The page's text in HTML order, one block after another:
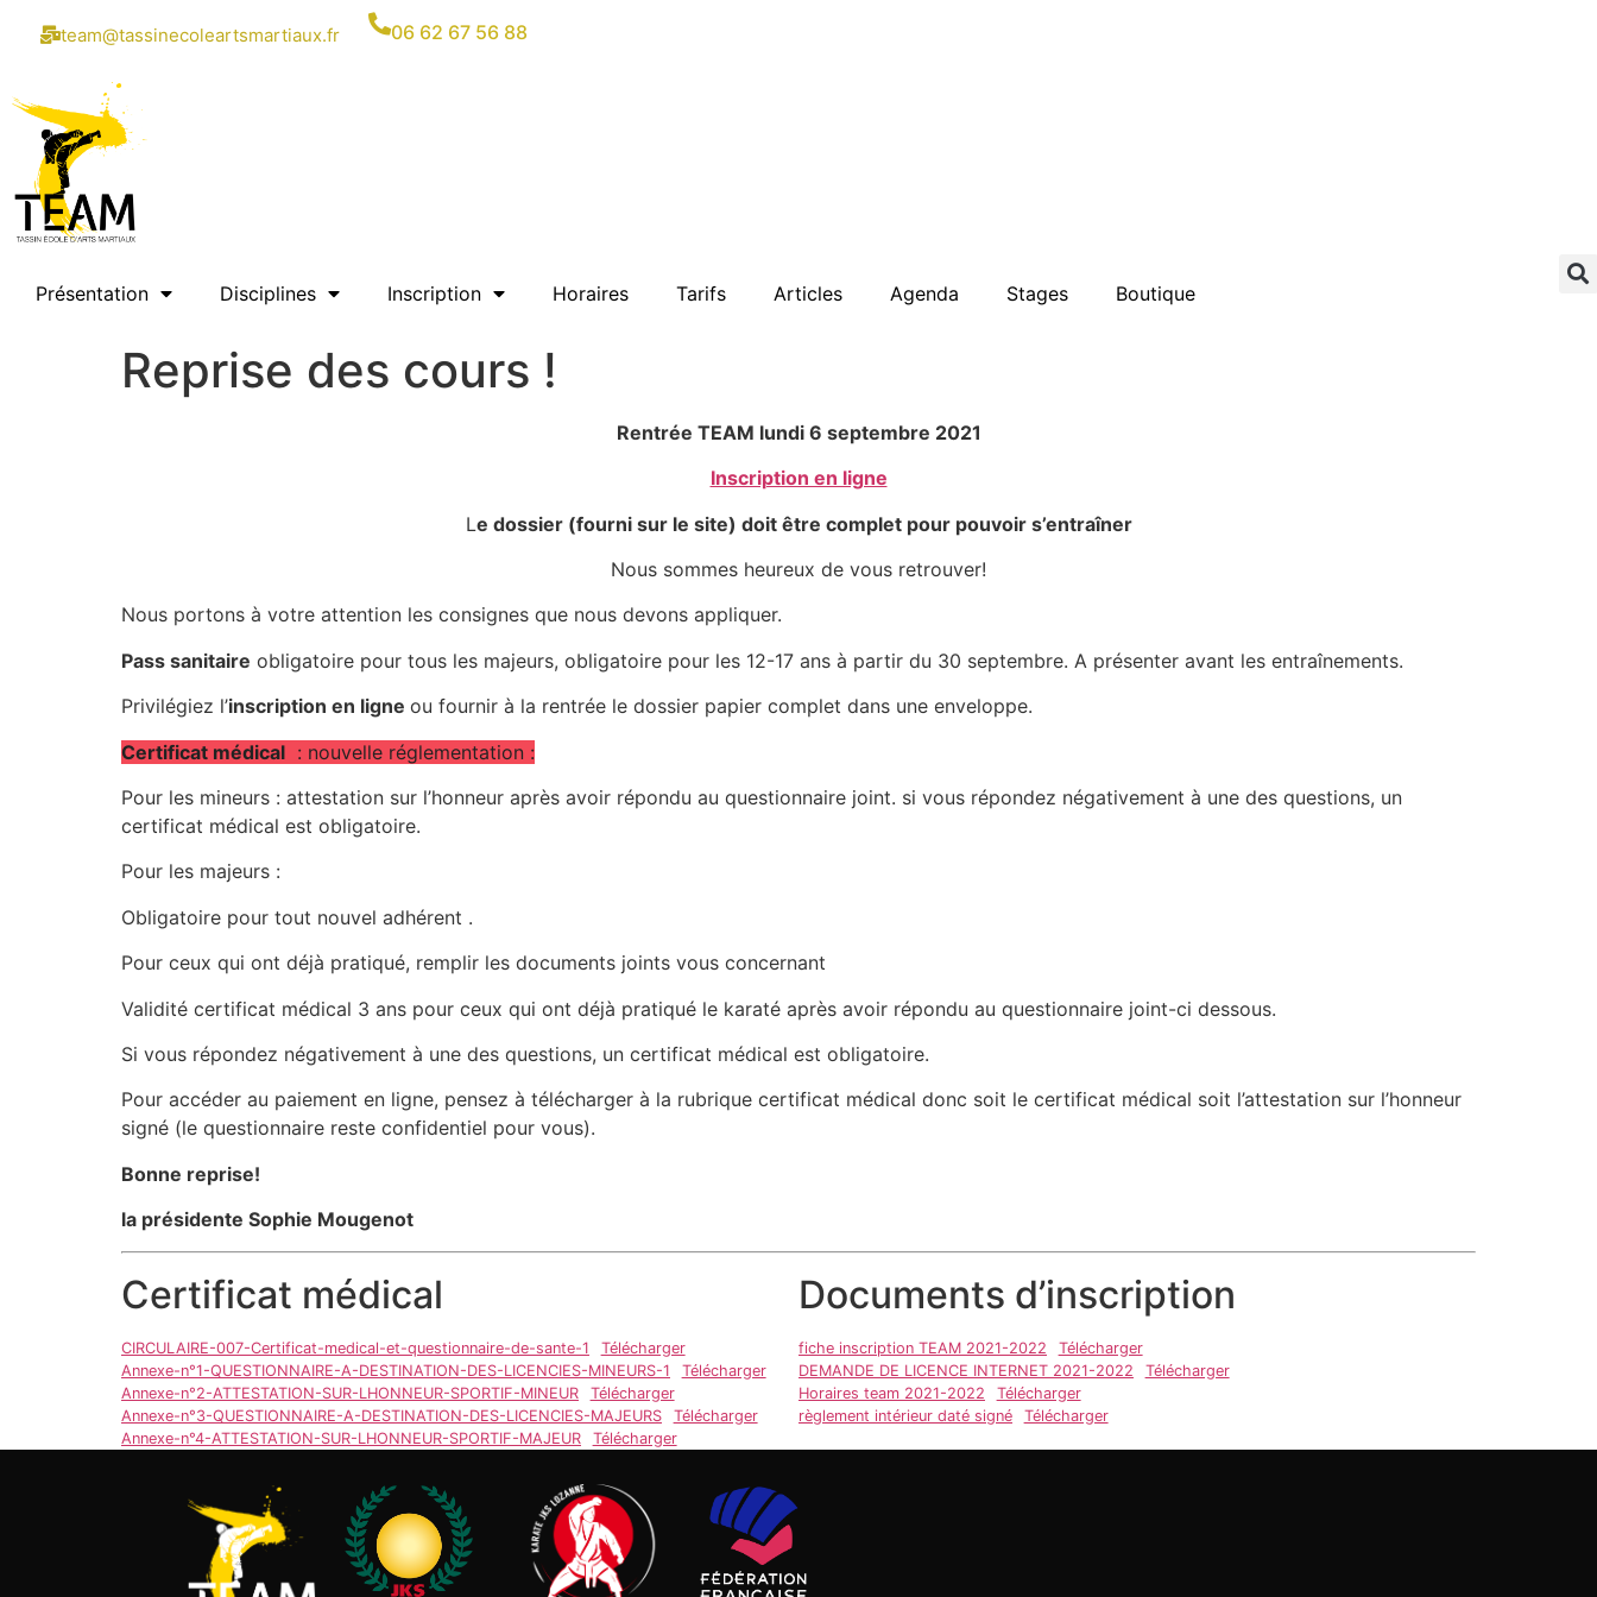
team@tassinecoleartsmartiaux.fr 06 62 67 56 88
Présentation Disciplines Inscription Horaires Tarifs Articles Agenda Stages Boutique
Reprise des cours !
Rentrée TEAM lundi 6 septembre 2021
Inscription en ligne
Le dossier (fourni sur le site) doit être complet pour pouvoir s’entraîner
Nous sommes heureux de vous retrouver!
Nous portons à votre attention les consignes que nous devons appliquer.
Pass sanitaire obligatoire pour tous les majeurs, obligatoire pour les 12-17 ans à partir du 30 septembre. A présenter avant les entraînements.
Privilégiez l’inscription en ligne ou fournir à la rentrée le dossier papier complet dans une enveloppe.
Certificat médical : nouvelle réglementation :
Pour les mineurs : attestation sur l’honneur après avoir répondu au questionnaire joint. si vous répondez négativement à une des questions, un
certificat médical est obligatoire.
Pour les majeurs :
Obligatoire pour tout nouvel adhérent .
Pour ceux qui ont déjà pratiqué, remplir les documents joints vous concernant
Validité certificat médical 3 ans pour ceux qui ont déjà pratiqué le karaté après avoir répondu au questionnaire joint-ci dessous.
Si vous répondez négativement à une des questions, un certificat médical est obligatoire.
Pour accéder au paiement en ligne, pensez à télécharger à la rubrique certificat médical donc soit le certificat médical soit l’attestation sur l’honneur
signé (le questionnaire reste confidentiel pour vous).
Bonne reprise!
la présidente Sophie Mougenot
Certificat médical
CIRCULAIRE-007-Certificat-medical-et-questionnaire-de-sante-1
Télécharger
Annexe-n°1-QUESTIONNAIRE-A-DESTINATION-DES-LICENCIES-MINEURS-1
Télécharger
Annexe-n°2-ATTESTATION-SUR-LHONNEUR-SPORTIF-MINEUR
Télécharger
Annexe-n°3-QUESTIONNAIRE-A-DESTINATION-DES-LICENCIES-MAJEURS
Télécharger
Annexe-n°4-ATTESTATION-SUR-LHONNEUR-SPORTIF-MAJEUR
Télécharger
Documents d’inscription
fiche inscription TEAM 2021-2022
Télécharger
DEMANDE DE LICENCE INTERNET 2021-2022
Télécharger
Horaires team 2021-2022
Télécharger
règlement intérieur daté signé
Télécharger